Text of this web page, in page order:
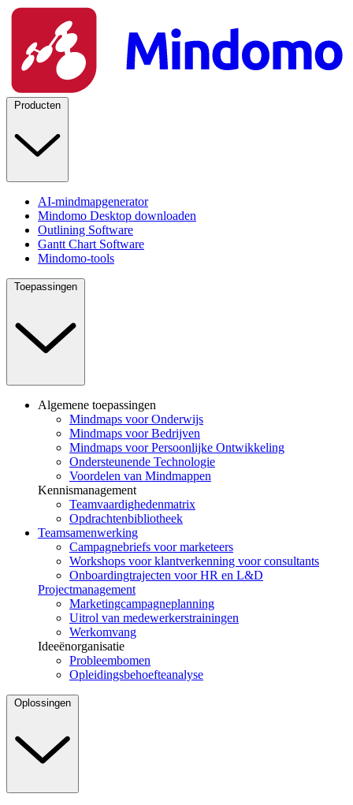
Producten
AI-mindmapgenerator
Mindomo Desktop downloaden
Outlining Software
Gantt Chart Software
Mindomo-tools
Toepassingen
Algemene toepassingen
Mindmaps voor Onderwijs
Mindmaps voor Bedrijven
Mindmaps voor Persoonlijke Ontwikkeling
Ondersteunende Technologie
Voordelen van Mindmappen
Kennismanagement
Teamvaardighedenmatrix
Opdrachtenbibliotheek
Teamsamenwerking
Campagnebriefs voor marketeers
Workshops voor klantverkenning voor consultants
Onboardingtrajecten voor HR en L&D
Projectmanagement
Marketingcampagneplanning
Uitrol van medewerkerstrainingen
Werkomvang
Ideeënorganisatie
Probleembomen
Opleidingsbehoefteanalyse
Oplossingen